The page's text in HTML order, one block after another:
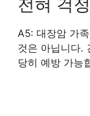
전혀 걱
A5: 대장암 가
것은 아닙니다.
당히 예방 가능